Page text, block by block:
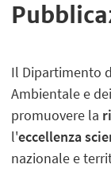
Il Dipartimento
Ambientale e
promuovere la
l'eccellenza
nazionale e